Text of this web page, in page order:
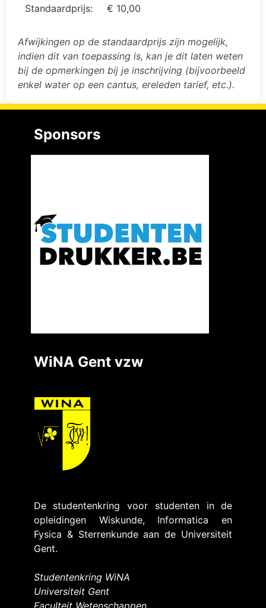
Standaardprijs: € 10,00
Afwijkingen op de standaardprijs zijn mogelijk,
indien dit van toepassing is, kan je dit laten weten
bij de opmerkingen bij je inschrijving (bijvoorbeeld
enkel water op een cantus, ereleden tarief, etc.).
Sponsors
WiNA Gent vzw
De studentenkring voor studenten in de
opleidingen Wiskunde, Informatica en
Fysica & Sterrenkunde aan de Universiteit
Gent.
Studentenkring WiNA
Universiteit Gent